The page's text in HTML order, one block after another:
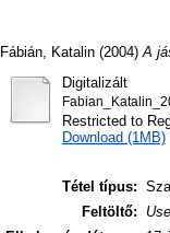
Fábián, Katalin (2004) A
Digitalizált
Restricted to
Download (1MB)
Tétel típus:
Feltöltő: